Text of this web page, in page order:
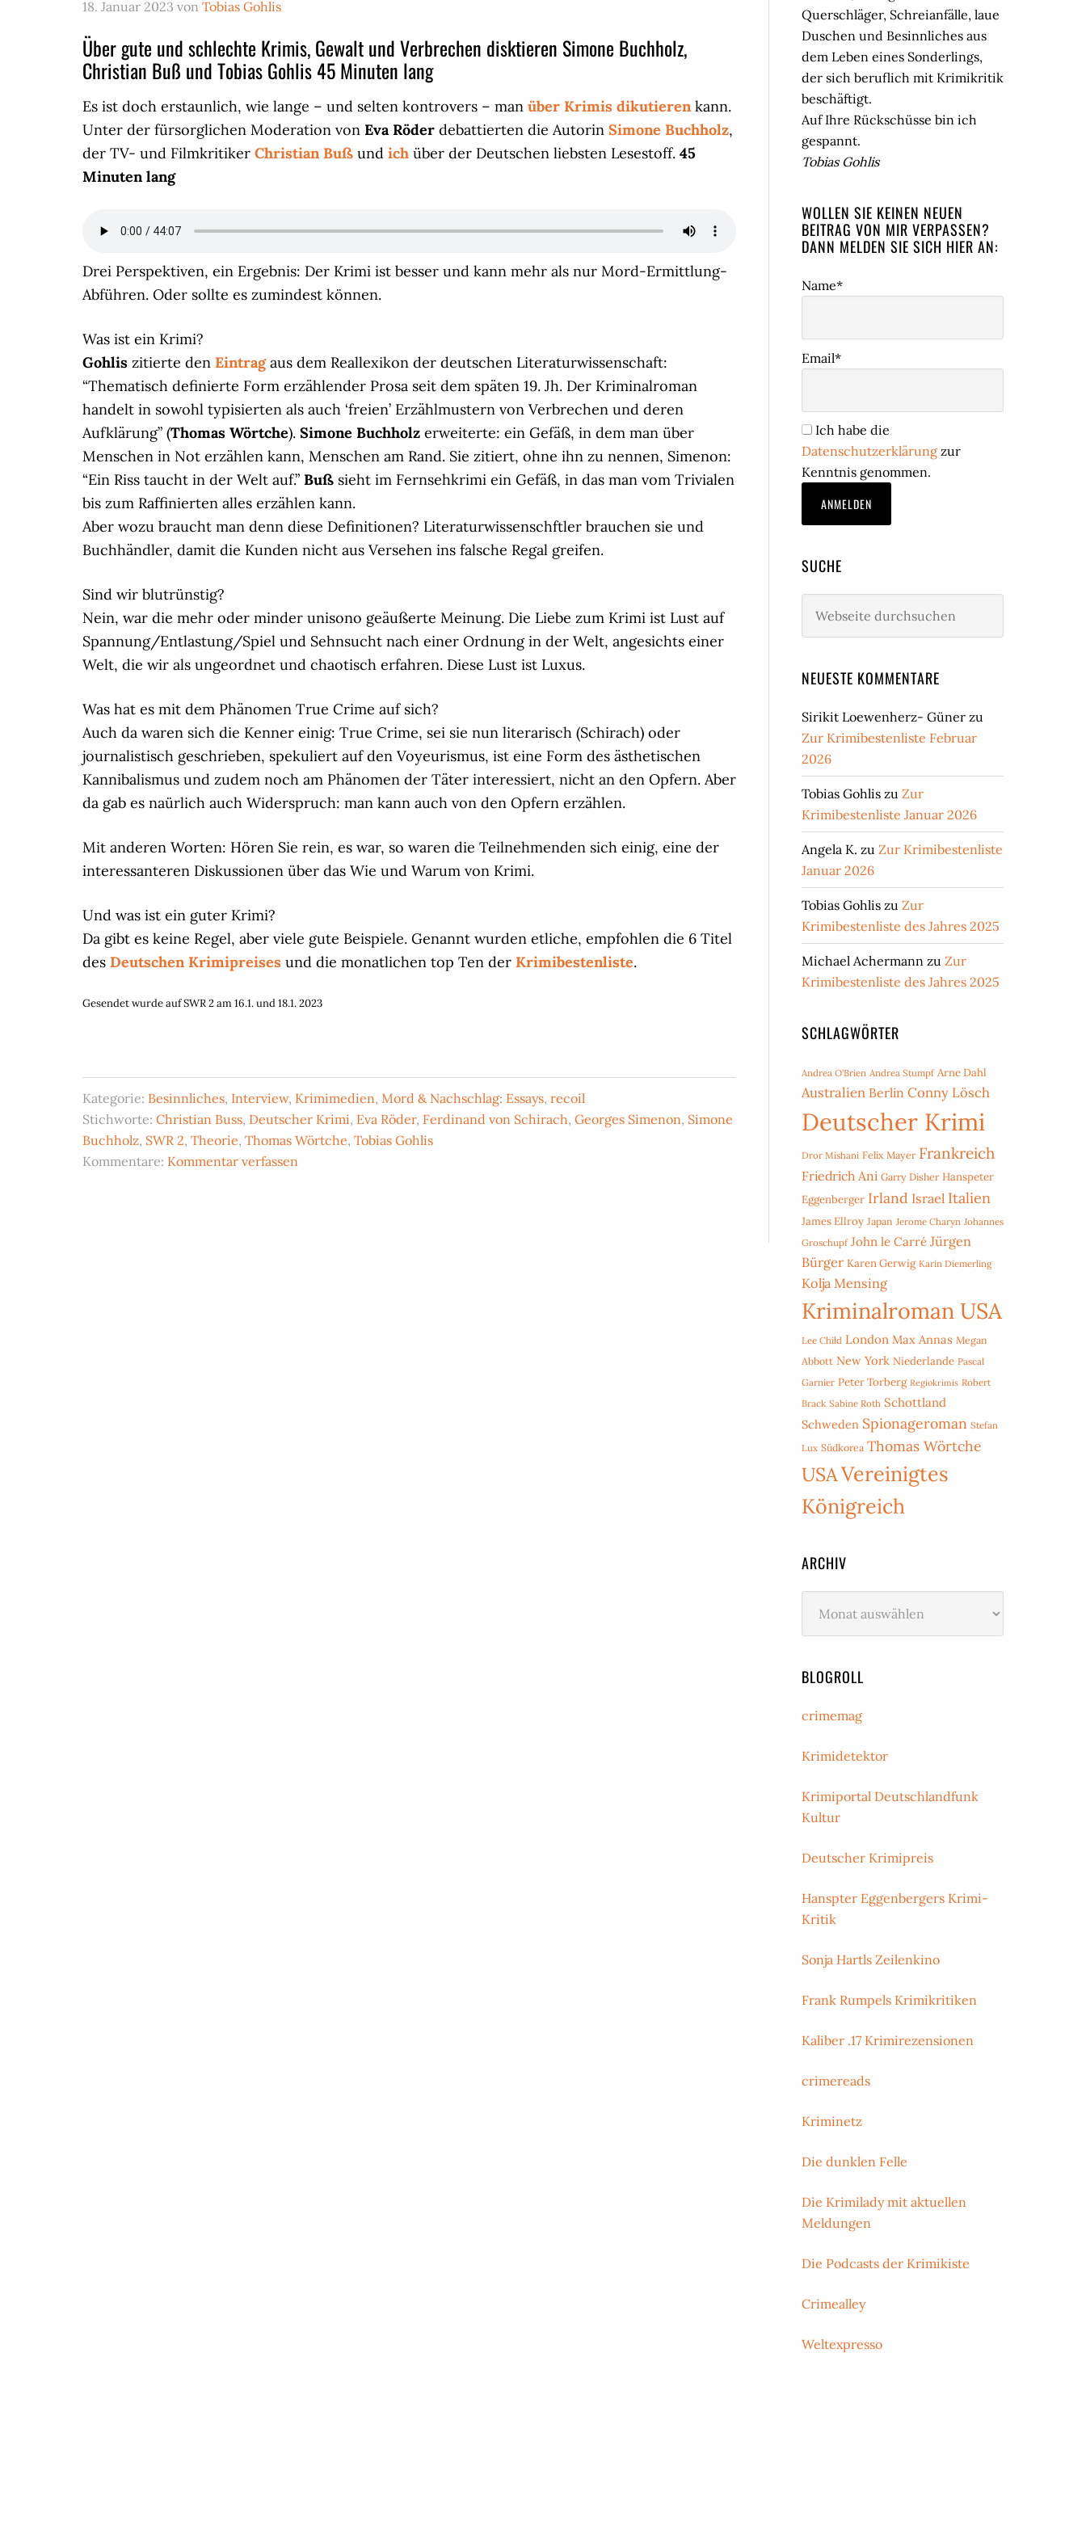
18. Januar 2023 von Tobias Gohlis
Über gute und schlechte Krimis, Gewalt und Verbrechen disktieren Simone Buchholz,
Christian Buß und Tobias Gohlis 45 Minuten lang
Es ist doch erstaunlich, wie lange – und selten kontrovers – man über Krimis dikutierenkann.
Unter der fürsorglichen Moderation von Eva Röder debattierten die Autorin Simone Buchholz,
der TV- und Filmkritiker Christian Buß und ich über der Deutschen liebsten Lesestoff. 45
Minuten lang
Drei Perspektiven, ein Ergebnis: Der Krimi ist besser und kann mehr als nur Mord-Ermittlung-
Abführen. Oder sollte es zumindest können.
Was ist ein Krimi?
Gohlis zitierte den Eintragaus dem Reallexikon der deutschen Literaturwissenschaft:
“Thematisch definierte Form erzählender Prosa seit dem späten 19. Jh. Der Kriminalroman
handelt in sowohl typisierten als auch ‘freien’ Erzählmustern von Verbrechen und deren
Aufklärung” (Thomas Wörtche). Simone Buchholz erweiterte: ein Gefäß, in dem man über
Menschen in Not erzählen kann, Menschen am Rand. Sie zitiert, ohne ihn zu nennen, Simenon:
“Ein Riss taucht in der Welt auf.” Buß sieht im Fernsehkrimi ein Gefäß, in das man vom Trivialen
bis zum Raffinierten alles erzählen kann.
Aber wozu braucht man denn diese Definitionen? Literaturwissenschftler brauchen sie und
Buchhändler, damit die Kunden nicht aus Versehen ins falsche Regal greifen.
Sind wir blutrünstig?
Nein, war die mehr oder minder unisono geäußerte Meinung. Die Liebe zum Krimi ist Lust auf
Spannung/Entlastung/Spiel und Sehnsucht nach einer Ordnung in der Welt, angesichts einer
Welt, die wir als ungeordnet und chaotisch erfahren. Diese Lust ist Luxus.
Was hat es mit dem Phänomen True Crime auf sich?
Auch da waren sich die Kenner einig: True Crime, sei sie nun literarisch (Schirach) oder
journalistisch geschrieben, spekuliert auf den Voyeurismus, ist eine Form des ästhetischen
Kannibalismus und zudem noch am Phänomen der Täter interessiert, nicht an den Opfern. Aber
da gab es naürlich auch Widerspruch: man kann auch von den Opfern erzählen.
Mit anderen Worten: Hören Sie rein, es war, so waren die Teilnehmenden sich einig, eine der
interessanteren Diskussionen über das Wie und Warum von Krimi.
Und was ist ein guter Krimi?
Da gibt es keine Regel, aber viele gute Beispiele. Genannt wurden etliche, empfohlen die 6 Titel
des Deutschen Krimipreises und die monatlichen top Ten der Krimibestenliste.
Gesendet wurde auf SWR 2 am 16.1. und 18.1. 2023
Kategorie: Besinnliches, Interview, Krimimedien, Mord & Nachschlag: Essays, recoil
Stichworte: Christian Buss, Deutscher Krimi, Eva Röder, Ferdinand von Schirach, Georges Simenon, Simone
Buchholz, SWR 2, Theorie, Thomas Wörtche, Tobias Gohlis
Kommentare: Kommentar verfassen
Querschläger, Schreianfälle, laue
Duschen und Besinnliches aus
dem Leben eines Sonderlings,
der sich beruflich mit Krimikritik
beschäftigt.
Auf Ihre Rückschüsse bin ich
gespannt.
Tobias Gohlis
WOLLEN SIE KEINEN NEUEN
BEITRAG VON MIR VERPASSEN?
DANN MELDEN SIE SICH HIER AN:
Name*
Email*
Ich habe die
Datenschutzerklärung zur
Kenntnis genommen.
SUCHE
durchsuchen
NEUESTE KOMMENTARE
Sirikit Loewenherz- Güner zu
Zur Krimibestenliste Februar
2026
Tobias Gohlis zu Zur
Krimibestenliste Januar 2026
Angela K. zu Zur Krimibestenliste
Januar 2026
Tobias Gohlis zu Zur
Krimibestenliste des Jahres 2025
Michael Achermann zu Zur
Krimibestenliste des Jahres 2025
SCHLAGWÖRTER
Andrea O'Brien Andrea Stumpf Arne Dahl
Australien Berlin Conny Lösch
Deutscher Krimi
Dror Mishani Felix Mayer Frankreich
Friedrich Ani Garry Disher Hanspeter
Eggenberger Irland Israel Italien
James Ellroy Japan Jerome Charyn Johannes
Groschupf John le Carré Jürgen
Bürger Karen Gerwig Karin Diemerling
Kolja Mensing
Kriminalroman USA
Lee Child London Max Annas Megan
Abbott New York Niederlande Pascal
Garnier Peter Torberg Regiokrimis Robert
Brack Sabine Roth Schottland
Schweden Spionageroman Stefan
Lux Südkorea Thomas Wörtche
USAVereinigtes
Königreich
ARCHIV
BLOGROLL
crimemag
Krimidetektor
Krimiportal Deutschlandfunk
Kultur
Deutscher Krimipreis
Hanspter Eggenbergers Krimi-
Kritik
Sonja Hartls Zeilenkino
Frank Rumpels Krimikritiken
Kaliber .17 Krimirezensionen
crimereads
Kriminetz
Die dunklen Felle
Die Krimilady mit aktuellen
Meldungen
Die Podcasts der Krimikiste
Crimealley
Weltexpresso